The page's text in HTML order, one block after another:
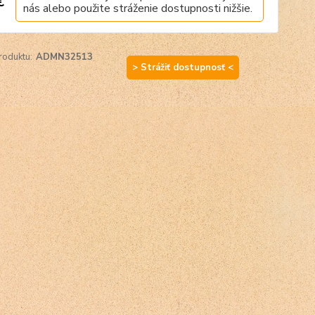
nás alebo použite stráženie dostupnosti nižšie.
ADMN32513
> Strážiť dostupnosť <